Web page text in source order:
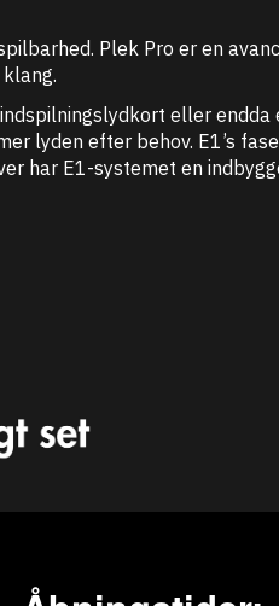
Plek Pro er en
eller endda
lyden efter behov. E1’s
har E1-systemet en